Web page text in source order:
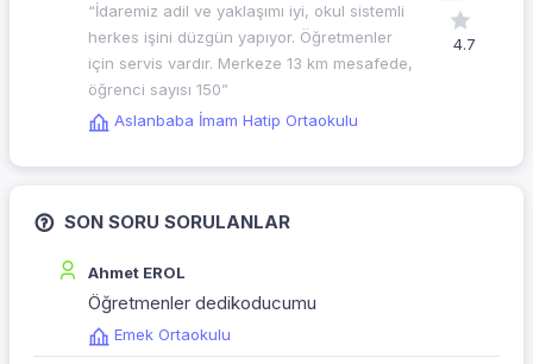
“İdaremiz adil ve yaklaşımı iyi, okul sistemli
herkes işini düzgün yapıyor. Öğretmenler
için servis vardır. Merkeze 13 km mesafede,
öğrenci sayısı 150”
Aslanbaba İmam Hatip Ortaokulu
4.7
SON SORU SORULANLAR
Ahmet EROL
Öğretmenler dedikoducumu
Emek Ortaokulu